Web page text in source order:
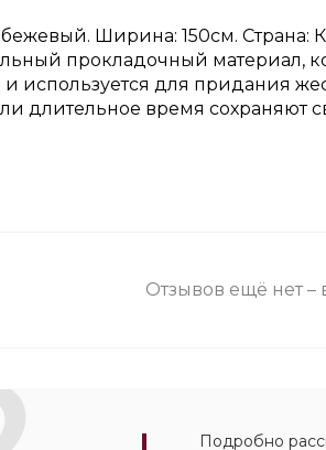
Ширина: 150см. Страна:
прокладочный материал,
и используется для придания
длительное время
Отзывов ещё нет –
Подробно